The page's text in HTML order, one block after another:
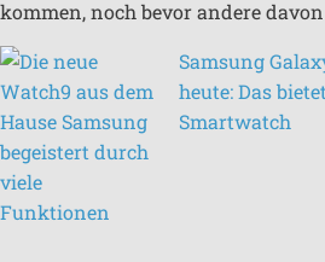
kommen, noch bevor andere
Samsung
heute: Das
Smartwatch